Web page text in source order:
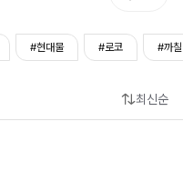
#현대물 #로코 #까
최신순